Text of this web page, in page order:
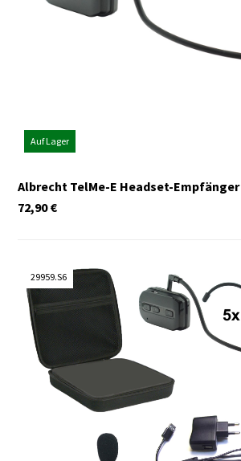
Auf Lager
Albrecht TelMe-E Headset-Empfänger
€
72,90
29959.S6